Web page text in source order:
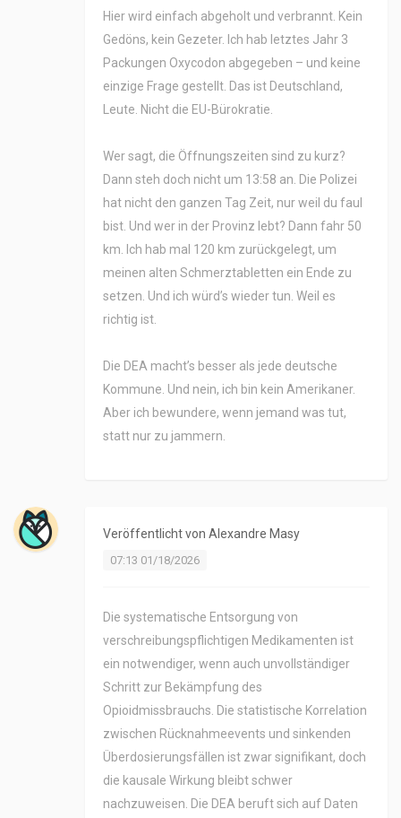
Hier wird einfach abgeholt und verbrannt. Kein
Gedöns, kein Gezeter. Ich hab letztes Jahr 3
Packungen Oxycodon abgegeben – und keine
einzige Frage gestellt. Das ist Deutschland,
Leute. Nicht die EU-Bürokratie.
Wer sagt, die Öffnungszeiten sind zu kurz?
Dann steh doch nicht um 13:58 an. Die Polizei
hat nicht den ganzen Tag Zeit, nur weil du faul
bist. Und wer in der Provinz lebt? Dann fahr 50
km. Ich hab mal 120 km zurückgelegt, um
meinen alten Schmerztabletten ein Ende zu
setzen. Und ich würd’s wieder tun. Weil es
richtig ist.
Die DEA macht’s besser als jede deutsche
Kommune. Und nein, ich bin kein Amerikaner.
Aber ich bewundere, wenn jemand was tut,
statt nur zu jammern.
Veröffentlicht von Alexandre Masy
07:13 01/18/2026
Die systematische Entsorgung von
verschreibungspflichtigen Medikamenten ist
ein notwendiger, wenn auch unvollständiger
Schritt zur Bekämpfung des
Opioidmissbrauchs. Die statistische Korrelation
zwischen Rücknahmeevents und sinkenden
Überdosierungsfällen ist zwar signifikant, doch
die kausale Wirkung bleibt schwer
nachzuweisen. Die DEA beruft sich auf Daten